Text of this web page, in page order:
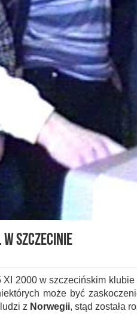
Szczecinie
XI 2000 w szczecińskim klubie
może być
z Norwegii, stąd została